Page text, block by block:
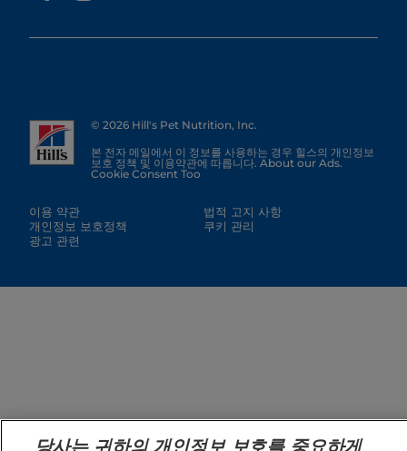
© 2026 Hill's Pet Nutrition, Inc.
본 전자 메일에서 이 정보를 사용하는 경우 힐스의 개인정보
보호 정책 및 이용약관에 따릅니다. About our Ads.
Cookie Consent Too
이용 약관
개인정보 보호정책
광고 관련
법적 고지 사항
쿠키 관리
당사는 귀하의 개인정보 보호를 중요하게